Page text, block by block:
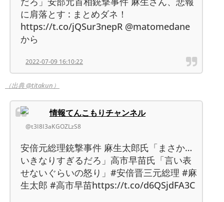
に肩落とす : まとめダネ！
https://t.co/jQSur3nepR @matomedane
から
2022-07-09 16:10:22
（出典 @titakun）
情報てんこもりチャンネル
@t3I8I3aKGOZLzS8
安倍元総理銃撃事件 麻生太郎氏「まさか…
いきなりすぎるだろ」高市早苗氏「言い表
せないぐらいの怒り」#安倍晋三元総理 #麻
生太郎 #高市早苗https://t.co/d6QSjdFA3C